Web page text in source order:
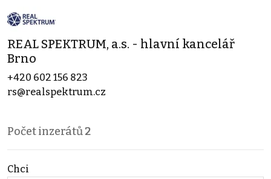
REAL SPEKTRUM, a.s. - hlavní kancelář
Brno
+420 602 156 823
rs@realspektrum.cz
Počet inzerátů2
Chci